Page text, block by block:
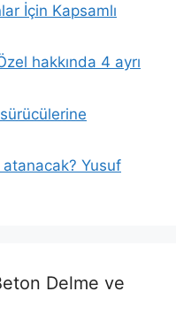
İçin Kapsamlı
hakkında 4 ayrı
Yusuf
Delme ve